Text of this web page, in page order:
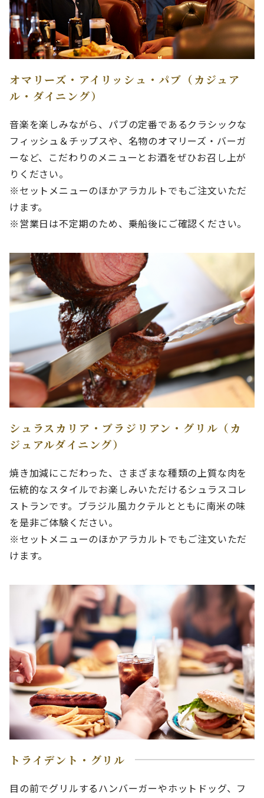
オマリーズ・アイリッシュ・パブ（カジュア
ル・ダイニング）
音楽を楽しみながら、パブの定番であるクラシックな
フィッシュ＆チップスや、名物のオマリーズ・バーガ
ーなど、こだわりのメニューとお酒をぜひお召し上が
りください。
※セットメニューのほかアラカルトでもご注文いただ
けます。
※営業日は不定期のため、乗船後にご確認ください。
シュラスカリア・ブラジリアン・グリル（カ
ジュアルダイニング）
焼き加減にこだわった、さまざまな種類の上質な肉を
伝統的なスタイルでお楽しみいただけるシュラスコレ
ストランです。ブラジル風カクテルとともに南米の味
を是非ご体験ください。
※セットメニューのほかアラカルトでもご注文いただ
けます。
トライデント・グリル
目の前でグリルするハンバーガーやホットドッグ、フ